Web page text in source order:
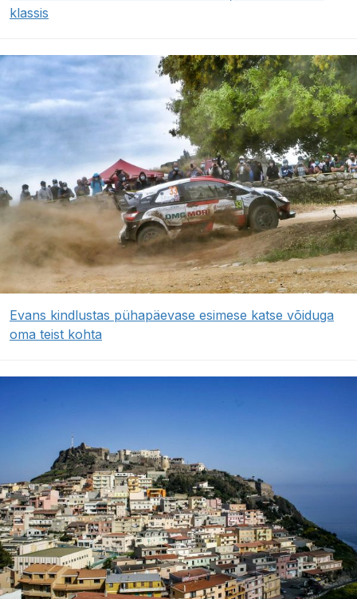
klassis
Evans kindlustas pühapäevase esimese katse võiduga
oma teist kohta